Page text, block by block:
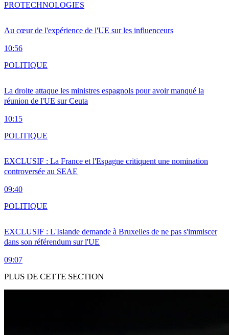
Au cœur de l'expérience de l'UE sur les influenceurs
10:56
PROTECHNOLOGIES
La droite attaque les ministres espagnols pour avoir manqué la
réunion de l'UE sur Ceuta
10:15
POLITIQUE
EXCLUSIF : La France et l'Espagne critiquent une nomination
controversée au SEAE
09:40
POLITIQUE
EXCLUSIF : L'Islande demande à Bruxelles de ne pas s'immiscer
dans son référendum sur l'UE
09:07
POLITIQUE
PLUS DE CETTE SECTION